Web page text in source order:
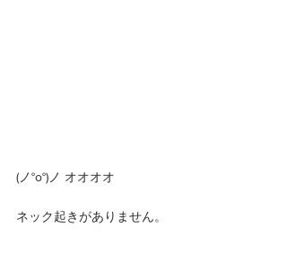
(ノ°ο°)ノ オオオオ
ネック起きがありません。